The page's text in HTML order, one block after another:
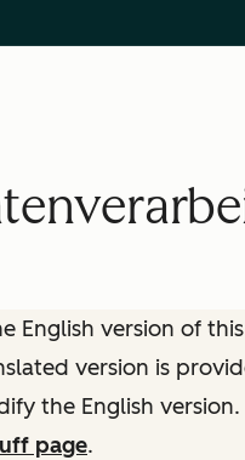
English version of
version is
the English version.
page.